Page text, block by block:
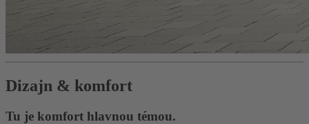
Dizajn & komfort
Tu je komfort hlavnou témou.